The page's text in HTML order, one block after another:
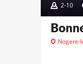
2-10
Nogent-